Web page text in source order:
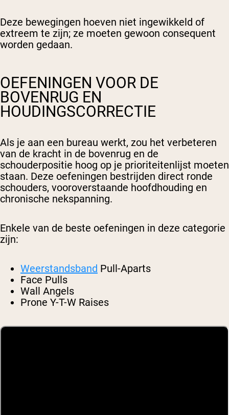
Deze bewegingen hoeven niet ingewikkeld of
extreem te zijn; ze moeten gewoon consequent
worden gedaan.
OEFENINGEN VOOR DE
BOVENRUG EN
HOUDINGSCORRECTIE
Als je aan een bureau werkt, zou het verbeteren
van de kracht in de bovenrug en de
schouderpositie hoog op je prioriteitenlijst moeten
staan. Deze oefeningen bestrijden direct ronde
schouders, vooroverstaande hoofdhouding en
chronische nekspanning.
Enkele van de beste oefeningen in deze categorie
zijn:
Weerstandsband Pull-Aparts
Face Pulls
Wall Angels
Prone Y-T-W Raises